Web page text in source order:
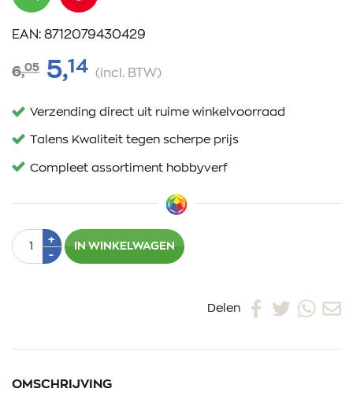
EAN: 8712079430429
6,05 5,14 (incl. BTW)
Verzending direct uit ruime winkelvoorraad
Talens Kwaliteit tegen scherpe prijs
Compleet assortiment hobbyverf
Aantal+Plus
-Min
IN WINKELWAGEN
Delen
OMSCHRIJVING